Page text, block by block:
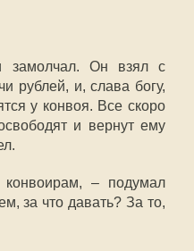
замолчал. Он взял с
рублей, и, слава богу,
у конвоя. Все скоро
и вернут ему
– подумал
за что давать? За то,